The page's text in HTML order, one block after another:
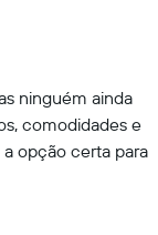
ninguém ainda
comodidades e
opção certa para